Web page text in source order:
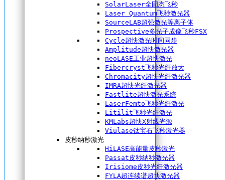
SolarLaser全固态飞秒
Laser Quantum飞秒激光器
SourceLAB超强激光等离子体
Prospective多光子成像飞秒FSX
Cycle超快激光时间同步
Amplitude超快激光器
neoLASE工业超快激光
Fibercryst飞秒光纤放大
Chromacity超快光纤激光器
IMRA超快光纤激光器
Fastlite超快激光系统
LaserFemto飞秒光纤激光
Litilit飞秒光纤激光
KMLabs超快X射线光源
Viulase钛宝石飞秒激光器
皮秒纳秒激光
HiLASE高能量皮秒激光
Passat皮秒纳秒激光器
Irisiome皮秒光纤激光器
FYLA超连续谱超快激光器